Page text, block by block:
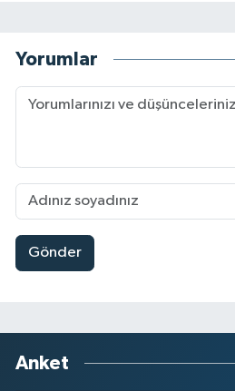
Yorumlar
Gönder
Anket